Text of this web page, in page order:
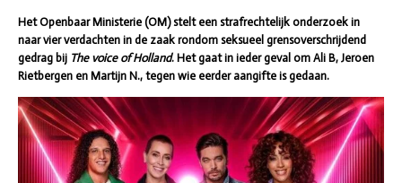
Het Openbaar Ministerie (OM) stelt een strafrechtelijk onderzoek in
naar vier verdachten in de zaak rondom seksueel grensoverschrijdend
gedrag bij The voice of Holland. Het gaat in ieder geval om Ali B, Jeroen
Rietbergen en Martijn N., tegen wie eerder aangifte is gedaan.